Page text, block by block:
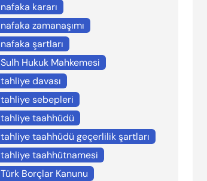
nafaka kararı
nafaka zamanaşımı
nafaka şartları
Sulh Hukuk Mahkemesi
tahliye davası
tahliye sebepleri
tahliye taahhüdü
tahliye taahhüdü geçerlilik şartları
tahliye taahhütnamesi
Türk Borçlar Kanunu